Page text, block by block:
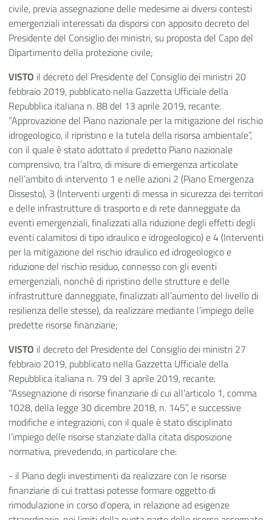
civile, previa assegnazione delle medesime ai diversi contesti
emergenziali interessati da disporsi con apposito decreto del
Presidente del Consiglio dei ministri, su proposta del Capo del
Dipartimento della protezione civile;
VISTO il decreto del Presidente del Consiglio dei ministri 20
febbraio 2019, pubblicato nella Gazzetta Ufficiale della
Repubblica italiana n. 88 del 13 aprile 2019, recante:
“Approvazione del Piano nazionale per la mitigazione del rischio
idrogeologico, il ripristino e la tutela della risorsa ambientale”,
con il quale è stato adottato il predetto Piano nazionale
comprensivo, tra l’altro, di misure di emergenza articolate
nell’ambito di intervento 1 e nelle azioni 2 (Piano Emergenza
Dissesto), 3 (Interventi urgenti di messa in sicurezza dei territori
e delle infrastrutture di trasporto e di rete danneggiate da
eventi emergenziali, finalizzati alla riduzione degli effetti degli
eventi calamitosi di tipo idraulico e idrogeologico) e 4 (Interventi
per la mitigazione del rischio idraulico ed idrogeologico e
riduzione del rischio residuo, connesso con gli eventi
emergenziali, nonché di ripristino delle strutture e delle
infrastrutture danneggiate, finalizzati all’aumento del livello di
resilienza delle stesse), da realizzare mediante l’impiego delle
predette risorse finanziarie;
VISTO il decreto del Presidente del Consiglio dei ministri 27
febbraio 2019, pubblicato nella Gazzetta Ufficiale della
Repubblica italiana n. 79 del 3 aprile 2019, recante:
“Assegnazione di risorse finanziarie di cui all’articolo 1, comma
1028, della legge 30 dicembre 2018, n. 145”, e successive
modifiche e integrazioni, con il quale è stato disciplinato
l’impiego delle risorse stanziate dalla citata disposizione
normativa, prevedendo, in particolare che:
- il Piano degli investimenti da realizzare con le risorse
finanziarie di cui trattasi potesse formare oggetto di
rimodulazione in corso d’opera, in relazione ad esigenze